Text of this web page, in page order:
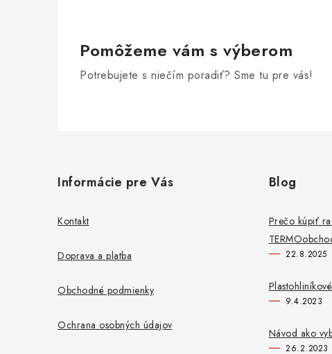
Pomôžeme vám s výberom
Potrebujete s niečím poradiť? Sme tu pre vás!
Informácie pre Vás
Kontakt
Doprava a platba
Obchodné podmienky
Ochrana osobných údajov
Blog
Prečo kúpiť
22.8.2025
9.4.2023
Návod ako
26.2.2023